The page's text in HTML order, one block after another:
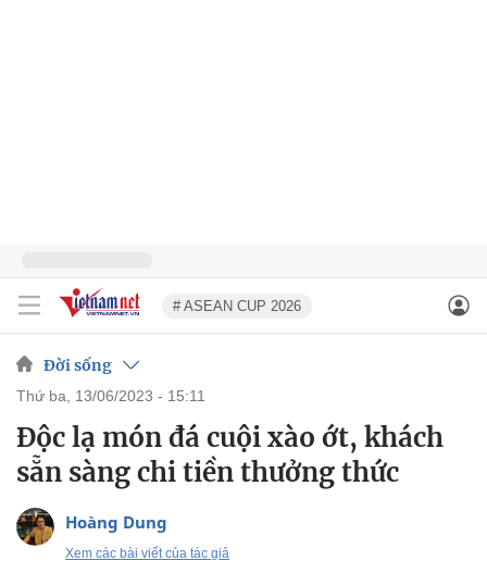
# ASEAN CUP 2026
Đời sống
thứ ba, 13/06/2023 - 15:11
Độc lạ món đá cuội xào ớt, khách
sẵn sàng chi tiền thưởng thức
Hoàng Dung
Xem các bài viết của tác giả